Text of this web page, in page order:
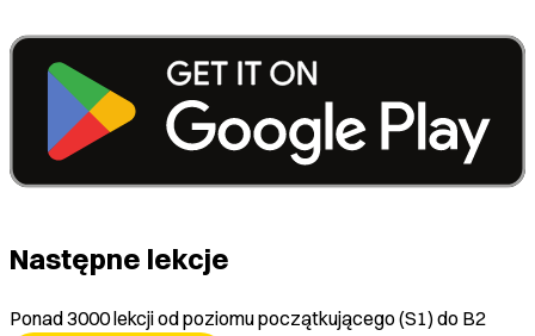
Następne lekcje
Ponad 3000 lekcji od poziomu początkującego (S1) do B2